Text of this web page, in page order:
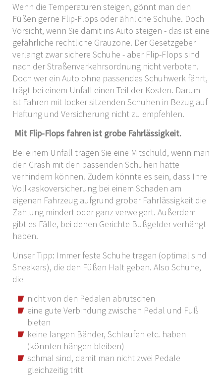
Wenn die Temperaturen steigen, gönnt man den
Füßen gerne Flip-Flops oder ähnliche Schuhe. Doch
Vorsicht, wenn Sie damit ins Auto steigen - das ist eine
gefährliche rechtliche Grauzone. Der Gesetzgeber
verlangt zwar sichere Schuhe - aber Flip-Flops sind
nach der Straßenverkehrsordnung nicht verboten.
Doch wer ein Auto ohne passendes Schuhwerk fährt,
trägt bei einem Unfall einen Teil der Kosten. Darum
ist Fahren mit locker sitzenden Schuhen in Bezug auf
Haftung und Versicherung nicht zu empfehlen.
Mit Flip-Flops fahren ist grobe Fahrlässigkeit.
Bei einem Unfall tragen Sie eine Mitschuld, wenn man
den Crash mit den passenden Schuhen hätte
verhindern können. Zudem könnte es sein, dass Ihre
Vollkaskoversicherung bei einem Schaden am
eigenen Fahrzeug aufgrund grober Fahrlässigkeit die
Zahlung mindert oder ganz verweigert. Außerdem
gibt es Fälle, bei denen Gerichte Bußgelder verhängt
haben.
Unser Tipp: Immer feste Schuhe tragen (optimal sind
Sneakers), die den Füßen Halt geben. Also Schuhe,
die
nicht von den Pedalen abrutschen
eine gute Verbindung zwischen Pedal und Fuß
bieten
keine langen Bänder, Schlaufen etc. haben
(könnten hängen bleiben)
schmal sind, damit man nicht zwei Pedale
gleichzeitig tritt